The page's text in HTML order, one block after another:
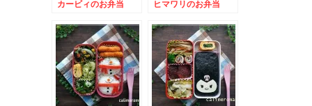
カービィのお弁当 ヒマワリのお弁当